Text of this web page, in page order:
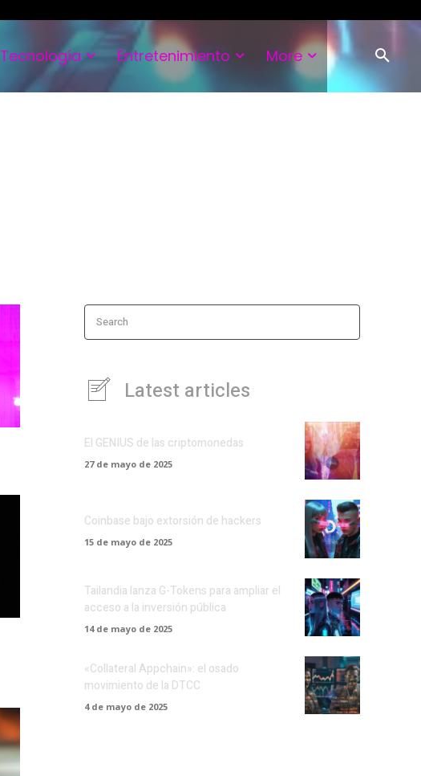
Tecnología Entretenimiento More
Search
Latest articles
El GENIUS de las criptomonedas
27 de mayo de 2025
Coinbase bajo extorsión de hackers
15 de mayo de 2025
Tailandia lanza G-Tokens para ampliar el
acceso a la inversión pública
14 de mayo de 2025
«Collateral Appchain»: el osado
movimiento de la DTCC
4 de mayo de 2025